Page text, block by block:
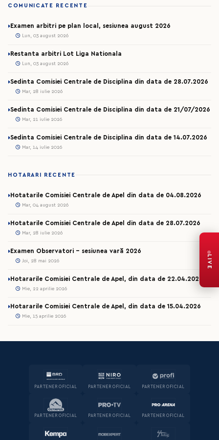
COMUNICATE RECENTE
Examen arbitri pe plan local, sesiunea august 2026
Lun, 03 august 2026
Restanta arbitri Lot Liga Nationala
Lun, 03 august 2026
Sedinta Comisiei Centrale de Disciplina din data de 28.07.2026
Mar, 28 iulie 2026
Sedinta Comisiei Centrale de Disciplina din data de 21/07/2026
Mar, 21 iulie 2026
Sedinta Comisiei Centrale de Disciplina din data de 14.07.2026
Mar, 14 iulie 2026
HOTARARI RECENTE
Hotatarile Comisiei Centrale de Apel din data de 04.08.2026
Mar, 04 august 2026
Hotatarile Comisiei Centrale de Apel din data de 28.07.2026
Mar, 28 iulie 2026
Examen Observatori - sesiunea vară 2026
Joi, 28 mai 2026
Hotararile Comisiei Centrale de Apel, din data de 22.04.2026
Mie, 22 aprilie 2026
Hotararile Comisiei Centrale de Apel, din data de 15.04.2026
Mie, 15 aprilie 2026
PARTENER OFICIAL PARTENER OFICIAL PARTENER OFICIAL
PARTENER OFICIAL PARTENER OFICIAL PARTENER OFICIAL
LIVE